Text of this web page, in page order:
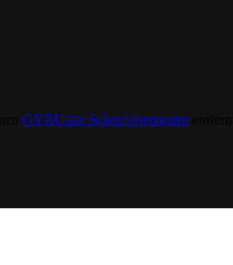
GYRUstar Schaufelseparatorentfernt.